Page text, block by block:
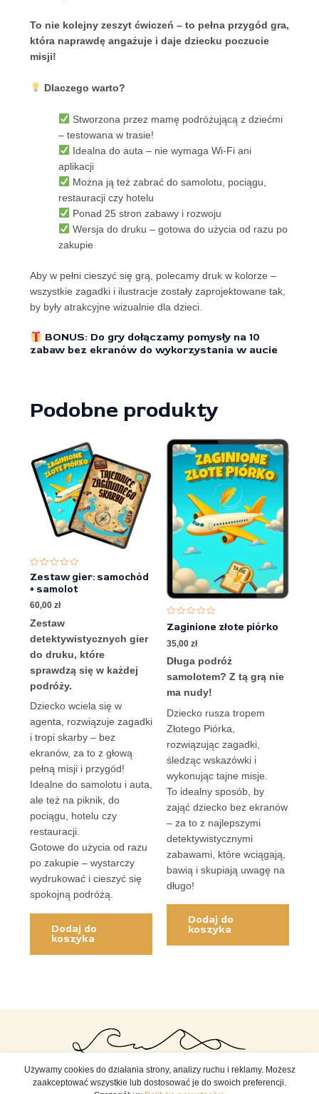
Używamy cookies do działania strony, analizy ruchu i reklamy. Możesz
zaakceptować wszystkie lub dostosować je do swoich preferencji.
To nie kolejny zeszyt ćwiczeń – to pełna przygód gra,
która naprawdę angażuje i daje dziecku poczucie
misji!
Dlaczego warto?
Stworzona przez mamę podróżującą z dziećmi
– testowana w trasie!
Idealna do auta – nie wymaga Wi-Fi ani
aplikacji
Można ją też zabrać do samolotu, pociągu,
restauracji czy hotelu
Ponad 25 stron zabawy i rozwoju
Wersja do druku – gotowa do użycia od razu po
zakupie
Aby w pełni cieszyć się grą, polecamy druk w kolorze –
wszystkie zagadki i ilustracje zostały zaprojektowane tak,
by były atrakcyjne wizualnie dla dzieci.
BONUS: Do gry dołączamy pomysły na 10
zabaw bez ekranów do wykorzystania w aucie
Podobne produkty
Oceniono
0
na
Zestaw gier: samochód
+ samolot
60,00 zł
Zestaw
detektywistycznych gier
do druku, które
sprawdzą się w każdej
podróży.
Dziecko wciela się w
agenta, rozwiązuje zagadki
i tropi skarby – bez
ekranów, za to z głową
pełną misji i przygód!
Idealne do samolotu i auta,
ale też na piknik, do
pociągu, hotelu czy
restauracji.
Gotowe do użycia od razu
po zakupie – wystarczy
wydrukować i cieszyć się
spokojną podróżą.
Dodaj do
koszyka
Oceniono
0
na
5
Zaginione złote piórko
35,00 zł
Długa podróż
samolotem? Z tą grą nie
ma nudy!
Dziecko rusza tropem
Złotego Piórka,
rozwiązując zagadki,
śledząc wskazówki i
wykonując tajne misje.
To idealny sposób, by
zająć dziecko bez ekranów
– za to z najlepszymi
detektywistycznymi
zabawami, które wciągają,
bawią i skupiają uwagę na
długo!
Dodaj do
koszyka